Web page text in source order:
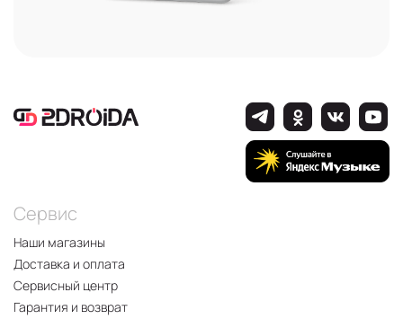
Сервис
Наши магазины
Доставка и оплата
Сервисный центр
Гарантия и возврат